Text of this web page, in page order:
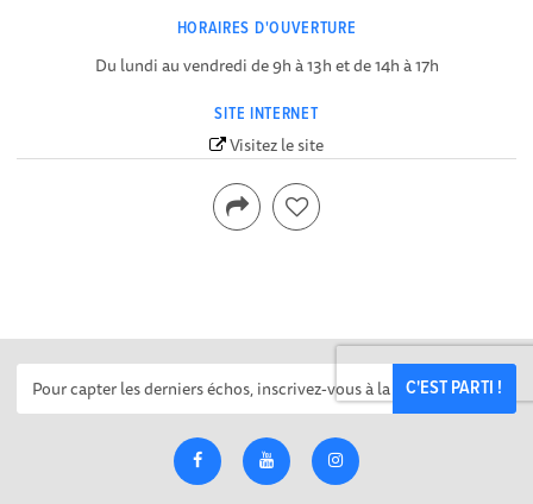
HORAIRES D'OUVERTURE
Du lundi au vendredi de 9h à 13h et de 14h à 17h
SITE INTERNET
Visitez le site
C'EST PARTI !